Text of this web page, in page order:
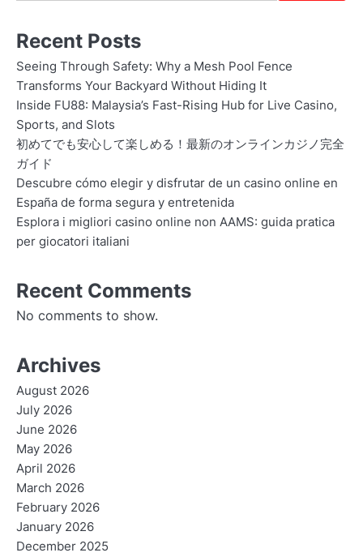
Recent Posts
Seeing Through Safety: Why a Mesh Pool Fence
Transforms Your Backyard Without Hiding It
Inside FU88: Malaysia’s Fast-Rising Hub for Live Casino,
Sports, and Slots
初めてでも安心して楽しめる！最新のオンラインカジノ完全
ガイド
Descubre cómo elegir y disfrutar de un casino online en
España de forma segura y entretenida
Esplora i migliori casino online non AAMS: guida pratica
per giocatori italiani
Recent Comments
No comments to show.
Archives
August 2026
July 2026
June 2026
May 2026
April 2026
March 2026
February 2026
January 2026
December 2025